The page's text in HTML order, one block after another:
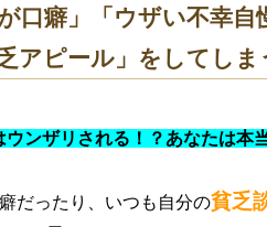
口癖」「ウザい不幸
アピール」をしてしま
ウンザリされる！？あなたは本
だったり、いつも自分の貧乏